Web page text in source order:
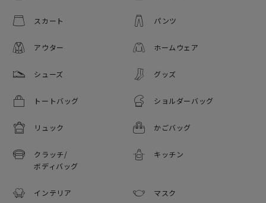
スカート パンツ
アウター ホームウェア
シューズ グッズ
トートバッグ ショルダーバッグ
リュック かごバッグ
クラッチ/
ボディバッグ
キッチン
インテリア マスク